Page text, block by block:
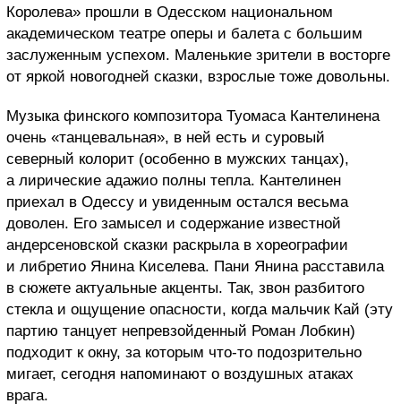
Королева» прошли в Одесском национальном
академическом театре оперы и балета с большим
заслуженным успехом. Маленькие зрители в восторге
от яркой новогодней сказки, взрослые тоже довольны.
Музыка финского композитора Туомаса Кантелинена
очень «танцевальная», в ней есть и суровый
северный колорит (особенно в мужских танцах),
а лирические адажио полны тепла. Кантелинен
приехал в Одессу и увиденным остался весьма
доволен. Его замысел и содержание известной
андерсеновской сказки раскрыла в хореографии
и либретио Янина Киселева. Пани Янина расставила
в сюжете актуальные акценты. Так, звон разбитого
стекла и ощущение опасности, когда мальчик Кай (эту
партию танцует непревзойденный Роман Лобкин)
подходит к окну, за которым что-то подозрительно
мигает, сегодня напоминают о воздушных атаках
врага.